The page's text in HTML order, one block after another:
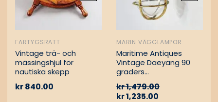
FARTYGSRATT
Vintage trä- och
mässingshjul för
nautiska skepp
kr840.00
MARIN VÄGGLAMPOR
Maritime Antiques
Vintage Daeyang 90
graders
kr1,479.00
kr1,235.00